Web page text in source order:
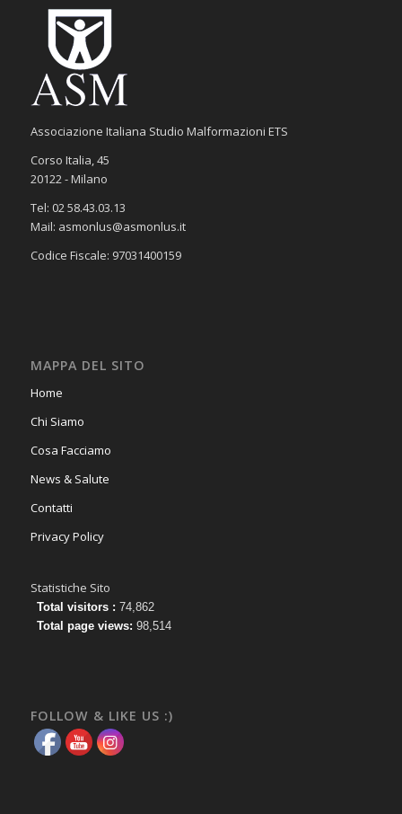
Associazione Italiana Studio Malformazioni ETS
Corso Italia, 45
20122 - Milano
Tel: 02 58.43.03.13
Mail: asmonlus@asmonlus.it
Codice Fiscale: 97031400159
MAPPA DEL SITO
Home
Chi Siamo
Cosa Facciamo
News & Salute
Contatti
Privacy Policy
Statistiche Sito
Total visitors : 74,862
Total page views: 98,514
FOLLOW & LIKE US :)